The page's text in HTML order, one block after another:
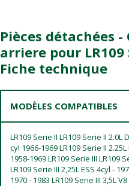
Pièces détachées
arriere pour LR109
Fiche technique
MODÈLES COMPATIBLES
LR109 Serie II LR109 Serie II 2.0L
cyl 1966-1969 LR109 Serie II
1958-1969 LR109 Serie III LR109
LR109 Serie III 2,25L ESS 4cyl -
1970 - 1983 LR109 Serie III 3,5L